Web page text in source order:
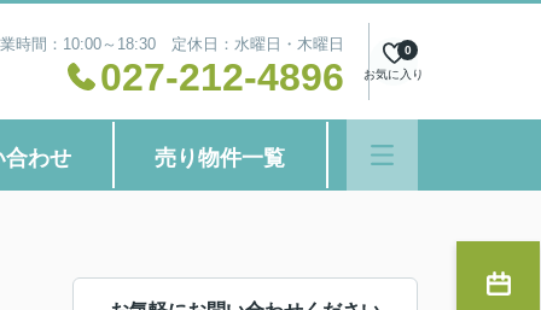
時間：10:00～18:30 定休日：水曜日・木曜日
027-212-4896 お気に入り
0
合わせ 売り物件一覧